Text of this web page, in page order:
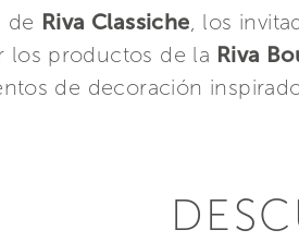
de Riva Classiche, los
los productos de la Riva
de decoración